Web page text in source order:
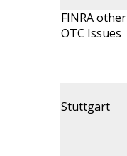
FINRA other
OTC Issues
Stuttgart